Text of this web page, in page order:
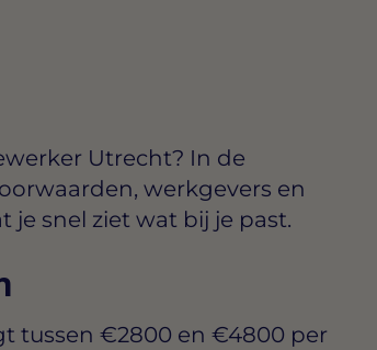
Utrecht? In de
werkgevers en
snel ziet wat bij je past.
tussen €2800 en €4800 per